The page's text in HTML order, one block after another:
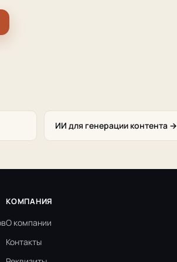
ИИ для генерации контента →
КОМПАНИЯ
О компании
Контакты